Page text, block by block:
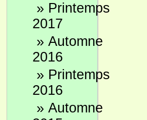
» Printemps
2017
» Automne
2016
» Printemps
2016
» Automne